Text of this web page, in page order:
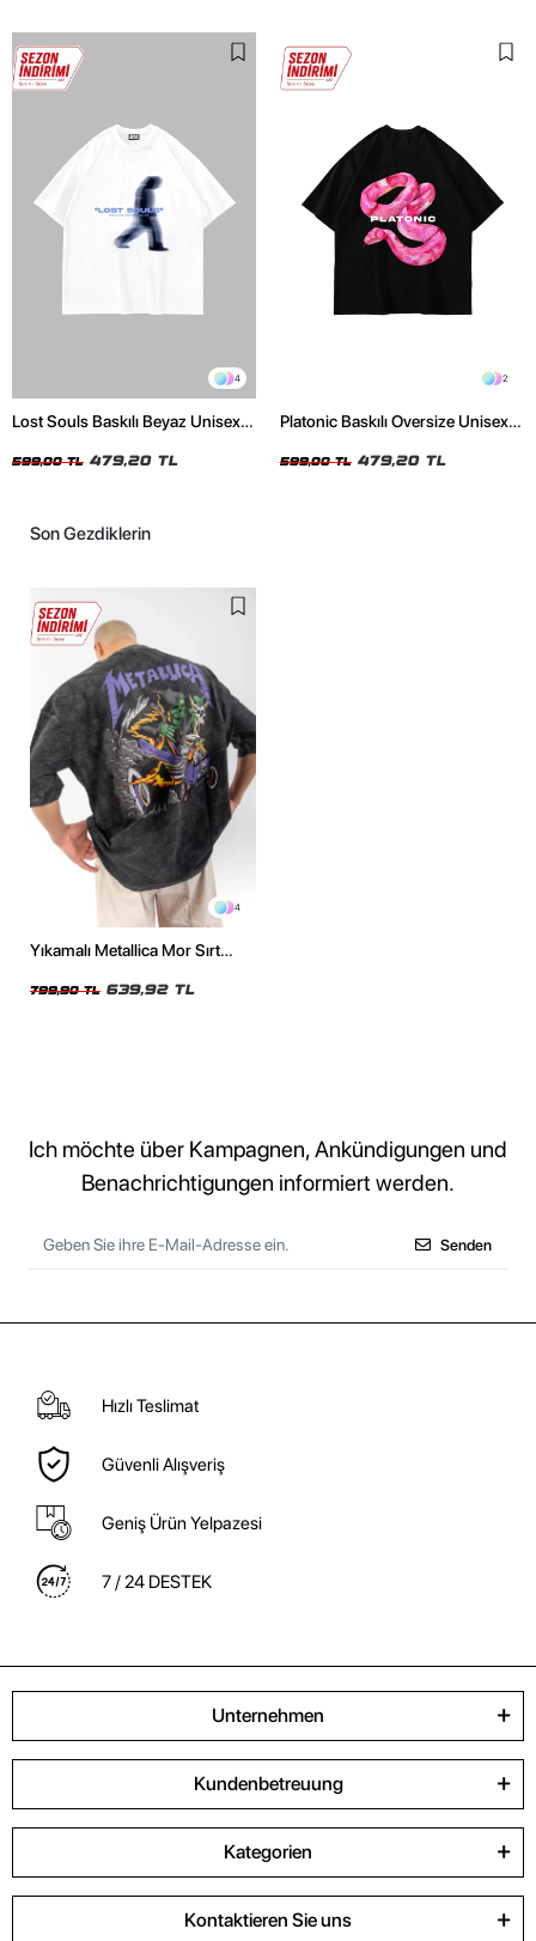
4
Lost Souls Baskılı Beyaz Unisex
599,00 TL 479,20 TL
2
Platonic Baskılı Oversize Unisex
599,00 TL 479,20 TL
Son Gezdiklerin
4
Yıkamalı Metallica Mor Sırt
Tshirt
799,90 TL 639,92 TL
Ich möchte über Kampagnen, Ankündigungen und
Benachrichtigungen informiert werden.
Senden
Hızlı Teslimat
Güvenli Alışveriş
Geniş Ürün Yelpazesi
7 / 24 DESTEK
Unternehmen
Kundenbetreuung
Kategorien
Kontaktieren Sie uns